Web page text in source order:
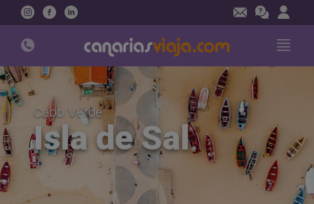
InstagramFacebook
Cabo Verde
Isla de Sal